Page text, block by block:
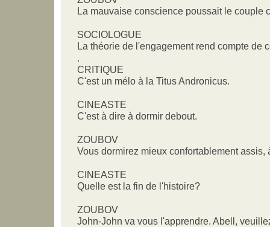
La mauvaise conscience poussait le couple
SOCIOLOGUE
La théorie de l'engagement rend compte de
.
CRITIQUE
C'est un mélo à la Titus Andronicus.
CINEASTE
C'est à dire à dormir debout.
ZOUBOV
Vous dormirez mieux confortablement
CINEASTE
Quelle est la fin de l'histoire?
ZOUBOV
John-John va vous l'apprendre. Abell,